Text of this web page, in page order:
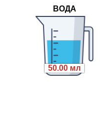
ВОДА
50.00 мл